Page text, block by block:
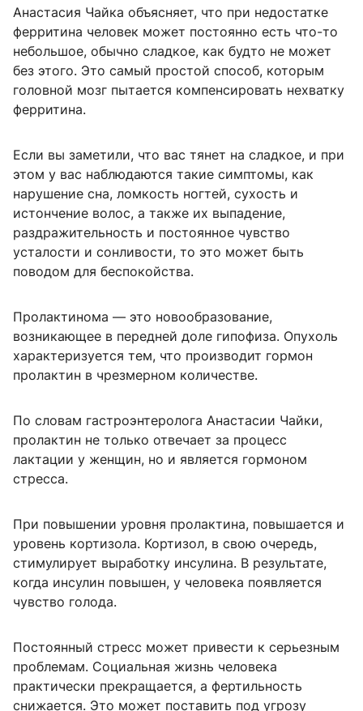
Анастасия Чайка объясняет, что при недостатке
ферритина человек может постоянно есть что-то
небольшое, обычно сладкое, как будто не может
без этого. Это самый простой способ, которым
головной мозг пытается компенсировать нехватку
ферритина.
Если вы заметили, что вас тянет на сладкое, и при
этом у вас наблюдаются такие симптомы, как
нарушение сна, ломкость ногтей, сухость и
истончение волос, а также их выпадение,
раздражительность и постоянное чувство
усталости и сонливости, то это может быть
поводом для беспокойства.
Пролактинома — это новообразование,
возникающее в передней доле гипофиза. Опухоль
характеризуется тем, что производит гормон
пролактин в чрезмерном количестве.
По словам гастроэнтеролога Анастасии Чайки,
пролактин не только отвечает за процесс
лактации у женщин, но и является гормоном
стресса.
При повышении уровня пролактина, повышается и
уровень кортизола. Кортизол, в свою очередь,
стимулирует выработку инсулина. В результате,
когда инсулин повышен, у человека появляется
чувство голода.
Постоянный стресс может привести к серьезным
проблемам. Социальная жизнь человека
практически прекращается, а фертильность
снижается. Это может поставить под угрозу